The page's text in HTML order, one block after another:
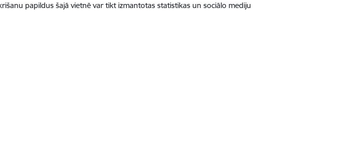
papildus šajā vietnē var tikt izmantotas statistikas un sociālo mediju